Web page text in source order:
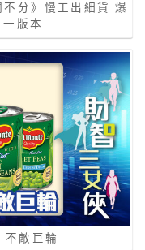
不分》慢工出細貨 爆
版本
不敵巨輪